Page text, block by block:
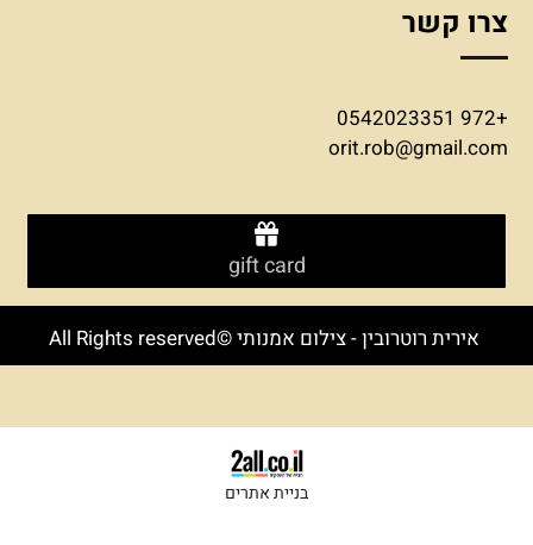
צרו קשר
+972 0542023351
orit.rob@gmail.com
gift card
אירית רוטרובין - צילום אמנותי ©All Rights reserved
בניית אתרים